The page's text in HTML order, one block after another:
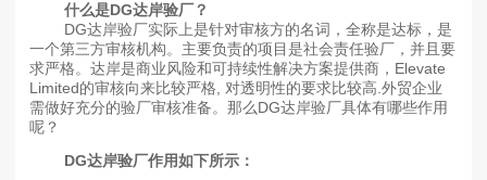
什么是DG达岸验厂？
DG达岸验厂实际上是针对审核方的名词，全称是达标，是
一个第三方审核机构。主要负责的项目是社会责任验厂，并且要
求严格。达岸是商业风险和可持续性解决方案提供商，Elevate
Limited的审核向来比较严格, 对透明性的要求比较高.外贸企业
需做好充分的验厂审核准备。那么DG达岸验厂具体有哪些作用
呢？
DG达岸验厂作用如下所示：